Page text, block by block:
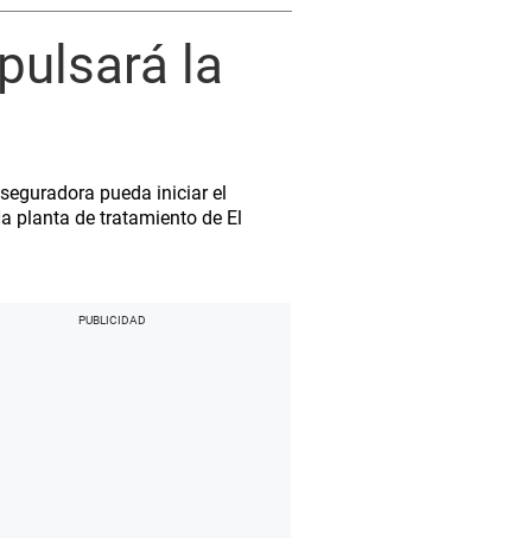
la
pueda iniciar el
planta de tratamiento de El